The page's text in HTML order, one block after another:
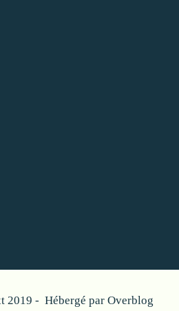
2019 - Hébergé par Overblog